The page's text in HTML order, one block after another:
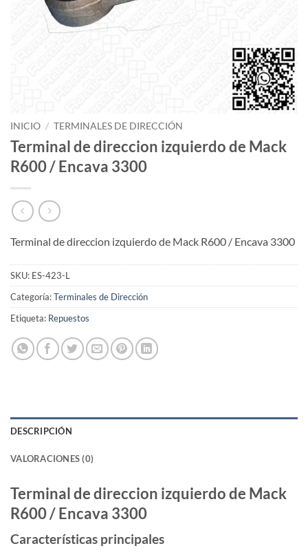
INICIO / TERMINALES DE DIRECCIÓN
Terminal de direccion izquierdo de Mack
R600 / Encava 3300
Terminal de direccion izquierdo de Mack R600 / Encava 3300
SKU: ES-423-L
Categoría:Terminales de Dirección
Etiqueta: Repuestos
DESCRIPCIÓN
VALORACIONES (0)
Terminal de direccion izquierdo de Mack
R600 / Encava 3300
Características principales